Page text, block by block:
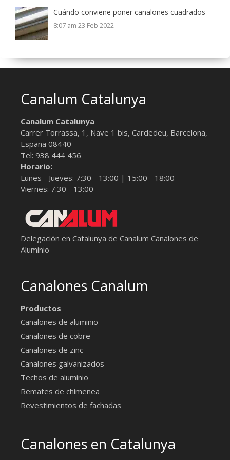
Cuándo conviene poner canalones cuadrados
8:07 am 23 Feb 2022
Canalum Catalunya
Canalum Catalunya
Carrer Torrassa, 1, Nave 1 bis, Cardedeu, Barcelona,
España 08440
Tel: 938 444 456
Horario:
Lunes - Jueves: 7:30 - 13:00 | 15:00 - 18:00
Viernes: 7:30 - 13:00
Delegación en Catalunya de Canalum Canalones de
Aluminio
Canalones Canalum
Productos
Canalones de aluminio
Canalones de cobre
Canalones de zinc
Canalones galvanizados
Techos de aluminio
Remates de chimenea
Revestimientos de fachadas
Canalones en Catalunya